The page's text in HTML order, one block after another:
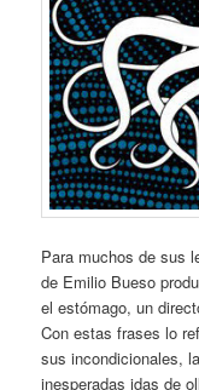
Para muchos de sus
de Emilio Bueso
el estómago, un
Con estas frases lo
sus incondicionales,
inesperadas idas de